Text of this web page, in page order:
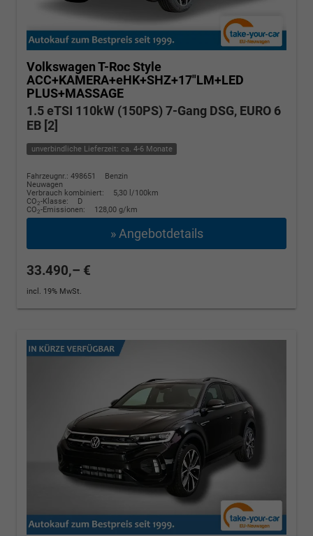
Volkswagen T-RocStyle
ACC+KAMERA+eHK+SHZ+17"LM+LED
PLUS+MASSAGE
1.5 eTSI 110kW (150PS) 7-Gang DSG, EURO 6
EB [2]
unverbindliche Lieferzeit: ca. 4-6 Monate
Fahrzeugnr.: 498651
Benzin
Neuwagen
Verbrauch kombiniert:
5,30 l/100km
CO2-Klasse:
D
CO2-Emissionen: 128,00 g/km
» Angebotdetails
33.490,– €
incl. 19% MwSt.